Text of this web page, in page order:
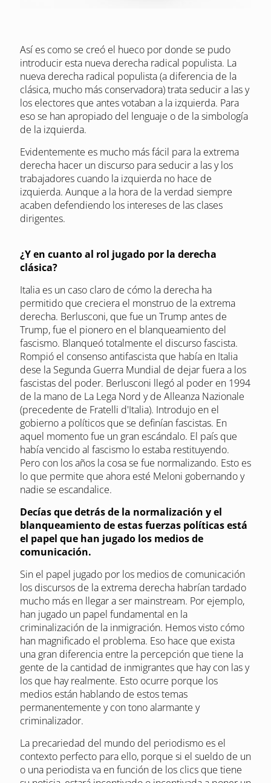
Así es como se creó el hueco por donde se pudo
introducir esta nueva derecha radical populista. La
nueva derecha radical populista (a diferencia de la
clásica, mucho más conservadora) trata seducir a las y
los electores que antes votaban a la izquierda. Para
eso se han apropiado del lenguaje o de la simbología
de la izquierda.
Evidentemente es mucho más fácil para la extrema
derecha hacer un discurso para seducir a las y los
trabajadores cuando la izquierda no hace de
izquierda. Aunque a la hora de la verdad siempre
acaben defendiendo los intereses de las clases
dirigentes.
¿Y en cuanto al rol jugado por la derecha
clásica?
Italia es un caso claro de cómo la derecha ha
permitido que creciera el monstruo de la extrema
derecha. Berlusconi, que fue un Trump antes de
Trump, fue el pionero en el blanqueamiento del
fascismo. Blanqueó totalmente el discurso fascista.
Rompió el consenso antifascista que había en Italia
dese la Segunda Guerra Mundial de dejar fuera a los
fascistas del poder. Berlusconi llegó al poder en 1994
de la mano de La Lega Nord y de Alleanza Nazionale
(precedente de Fratelli d'Italia). Introdujo en el
gobierno a políticos que se definían fascistas. En
aquel momento fue un gran escándalo. El país que
había vencido al fascismo lo estaba restituyendo.
Pero con los años la cosa se fue normalizando. Esto es
lo que permite que ahora esté Meloni gobernando y
nadie se escandalice.
Decías que detrás de la normalización y el
blanqueamiento de estas fuerzas políticas está
el papel que han jugado los medios de
comunicación.
Sin el papel jugado por los medios de comunicación
los discursos de la extrema derecha habrían tardado
mucho más en llegar a ser mainstream. Por ejemplo,
han jugado un papel fundamental en la
criminalización de la inmigración. Hemos visto cómo
han magnificado el problema. Eso hace que exista
una gran diferencia entre la percepción que tiene la
gente de la cantidad de inmigrantes que hay con las y
los que hay realmente. Esto ocurre porque los
medios están hablando de estos temas
permanentemente y con tono alarmante y
criminalizador.
La precariedad del mundo del periodismo es el
contexto perfecto para ello, porque si el sueldo de un
o una periodista va en función de los clics que tiene